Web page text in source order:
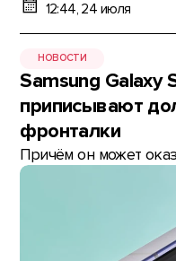
12:44, 24 июля
НОВОСТИ
Samsung Galaxy
приписывают
фронталки
Причём он может